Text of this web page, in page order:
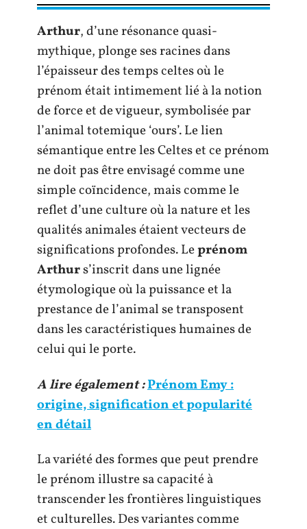
Arthur, d’une résonance quasi-
mythique, plonge ses racines dans
l’épaisseur des temps celtes où le
prénom était intimement lié à la notion
de force et de vigueur, symbolisée par
l’animal totemique ‘ours’. Le lien
sémantique entre les Celtes et ce prénom
ne doit pas être envisagé comme une
simple coïncidence, mais comme le
reflet d’une culture où la nature et les
qualités animales étaient vecteurs de
significations profondes. Leprénom
Arthurs’inscrit dans une lignée
étymologique où la puissance et la
prestance de l’animal se transposent
dans les caractéristiques humaines de
celui qui le porte.
A lire également :Prénom Emy :
origine, signification et popularité
en détail
La variété des formes que peut prendre
le prénom illustre sa capacité à
transcender les frontières linguistiques
et culturelles. Des variantes comme